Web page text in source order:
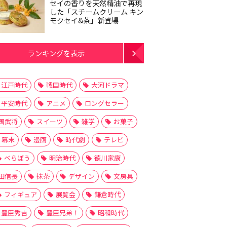
セイの香りを天然精油で再現
した「スチームクリーム キン
モクセイ&茶」新登場
ランキングを表示
江戸時代 戦国時代
大河ドラマ
平安時代
アニメ
ロングセラー
武将
スイーツ 雑学
お菓子
幕末
漫画 時代劇
テレビ
べらぼう
明治時代
徳川家康
信長
抹茶 デザイン
文房具
フィギュア
展覧会
鎌倉時代
豊臣秀吉
豊臣兄弟！
昭和時代